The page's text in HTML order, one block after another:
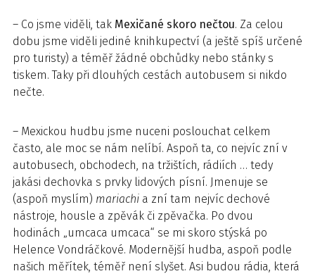
– Co jsme viděli, tak Mexičané skoro nečtou. Za celou
dobu jsme viděli jediné knihkupectví (a ještě spíš určené
pro turisty) a téměř žádné obchůdky nebo stánky s
tiskem. Taky při dlouhých cestách autobusem si nikdo
nečte.
– Mexickou hudbu jsme nuceni poslouchat celkem
často, ale moc se nám nelíbí. Aspoň ta, co nejvíc zní v
autobusech, obchodech, na tržištích, rádiích … tedy
jakási dechovka s prvky lidových písní. Jmenuje se
(aspoň myslím) mariachi a zní tam nejvíc dechové
nástroje, housle a zpěvák či zpěvačka. Po dvou
hodinách „umcaca umcaca“ se mi skoro stýská po
Helence Vondráčkové. Modernější hudba, aspoň podle
našich měřítek, téměř není slyšet. Asi budou rádia, která